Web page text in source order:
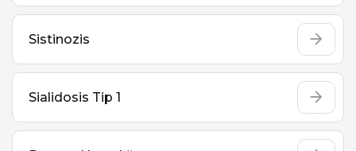
Sistinozis
Sialidosis Tip 1